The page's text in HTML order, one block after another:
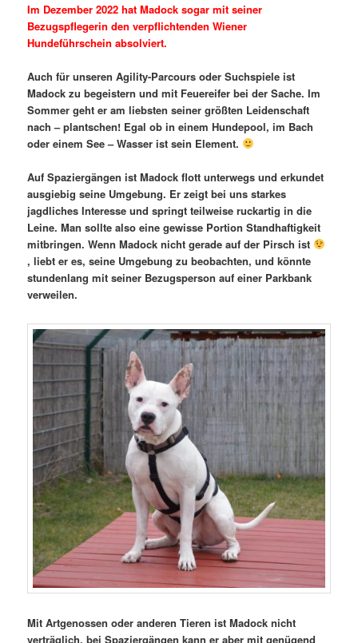
Im Dezember 2022 hat Madock sogar mit seiner
Bezugspflegerin den verpflichtenden Wiener
Hundeführschein absolviert.
Auch für unseren Agility-Parcours oder Suchspiele ist
Madock zu begeistern und mit Feuereifer bei der Sache. Im
Sommer geht er am liebsten seiner größten Leidenschaft
nach – plantschen! Egal ob in einem Hundepool, im Bach
oder einem See – Wasser ist sein Element.
Auf Spaziergängen ist Madock flott unterwegs und erkundet
ausgiebig seine Umgebung. Er zeigt bei uns starkes
jagdliches Interesse und springt teilweise ruckartig in die
Leine. Man sollte also eine gewisse Portion Standhaftigkeit
mitbringen. Wenn Madock nicht gerade auf der Pirsch ist
, liebt er es, seine Umgebung zu beobachten, und könnte
stundenlang mit seiner Bezugsperson auf einer Parkbank
verweilen.
Mit Artgenossen oder anderen Tieren ist Madock nicht
verträglich, bei Spaziergängen kann er aber mit genügend